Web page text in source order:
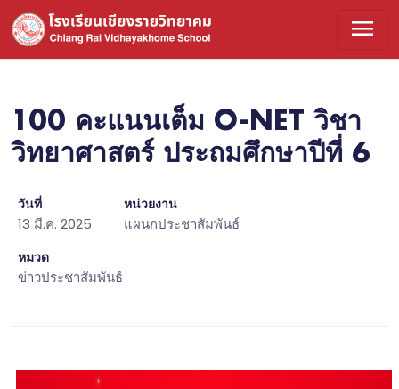
menu
100 คะแนนเต็ม O-NET วิชา
วิทยาศาสตร์ ประถมศึกษาปีที่ 6
วันที่
13 มี.ค. 2025
หน่วยงาน
แผนกประชาสัมพันธ์
หมวด
ข่าวประชาสัมพันธ์